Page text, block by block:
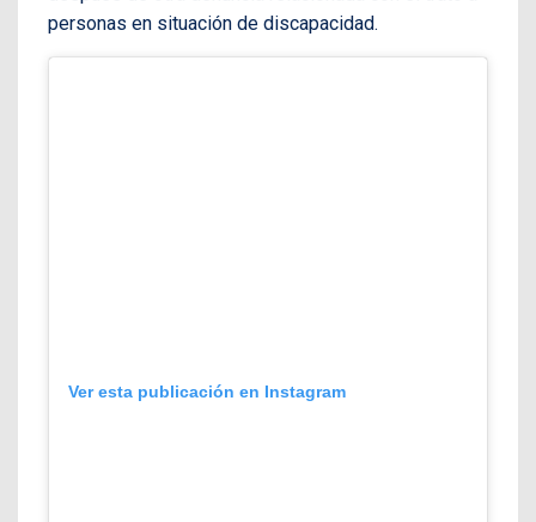
personas en situación de discapacidad.
Ver esta publicación en Instagram